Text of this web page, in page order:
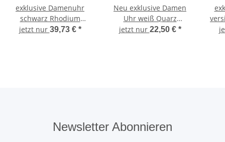
exklusive Damenuhr
schwarz Rhodium
plattiert Quarz mit
jetzt nur 39,73 € *
Neu exklusive Damen
Uhr weiß Quarz
Spangenuhr Spange
jetzt nur 22,50 € *
Newsletter Abonnieren